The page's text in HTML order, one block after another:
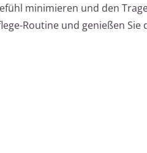
minimieren und den
Routine und genießen Sie